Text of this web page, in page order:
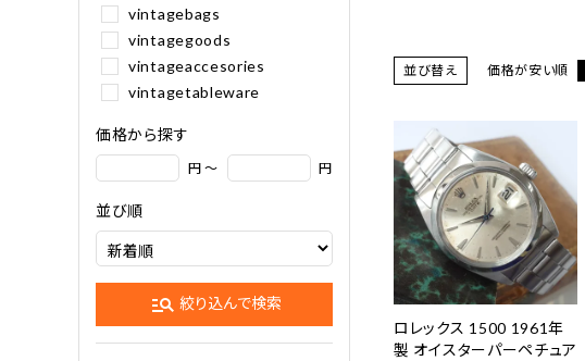
vintagebags
vintagegoods
vintageaccesories
vintagetableware
価格から探す
円 ～ 円
並び順
manage_search 絞り込んで検索
並び替え 価格が安い順
ロレックス 1500 1961年
製 オイスターパーペチュア